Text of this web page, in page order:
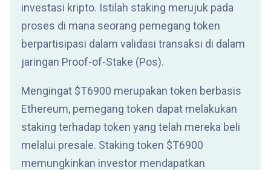
investasi kripto. Istilah staking merujuk pada
proses di mana seorang pemegang token
berpartisipasi dalam validasi transaksi di dalam
jaringan Proof-of-Stake (Pos).
Mengingat $T6900 merupakan token berbasis
Ethereum, pemegang token dapat melakukan
staking terhadap token yang telah mereka beli
melalui presale. Staking token $T6900
memungkinkan investor mendapatkan